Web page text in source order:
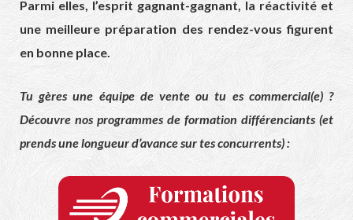
Parmi elles, l’esprit gagnant-gagnant, la réactivité et
une meilleure préparation des rendez-vous figurent
en bonne place.
Tu gères une équipe de vente ou tu es commercial(e) ?
Découvre nos programmes de formation différenciants (et
prends une longueur d’avance sur tes concurrents) :